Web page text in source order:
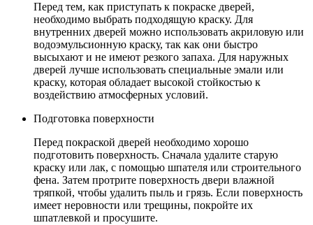
Перед тем, как приступать к покраске дверей,
необходимо выбрать подходящую краску. Для
внутренних дверей можно использовать акриловую или
водоэмульсионную краску, так как они быстро
высыхают и не имеют резкого запаха. Для наружных
дверей лучше использовать специальные эмали или
краску, которая обладает высокой стойкостью к
воздействию атмосферных условий.
Подготовка поверхности
Перед покраской дверей необходимо хорошо
подготовить поверхность. Сначала удалите старую
краску или лак, с помощью шпателя или строительного
фена. Затем протрите поверхность двери влажной
тряпкой, чтобы удалить пыль и грязь. Если поверхность
имеет неровности или трещины, покройте их
шпатлевкой и просушите.